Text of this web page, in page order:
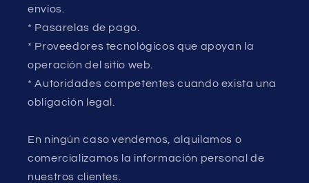
envíos.
* Pasarelas de pago.
* Proveedores tecnológicos que apoyan la
operación del sitio web.
* Autoridades competentes cuando exista una
obligación legal.
En ningún caso vendemos, alquilamos o
comercializamos la información personal de
nuestros clientes.